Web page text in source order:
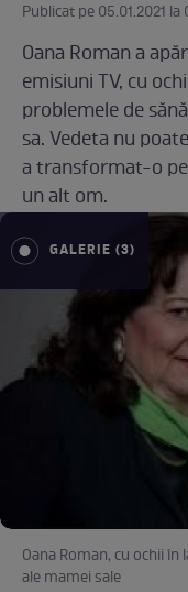
Publicat pe 05.01.2021
Oana Roman a
emisiuni TV, cu
problemele de
sa. Vedeta nu
a transformat-o
un alt om.
GALERIE (3)
Oana Roman, cu ochii
ale mamei sale